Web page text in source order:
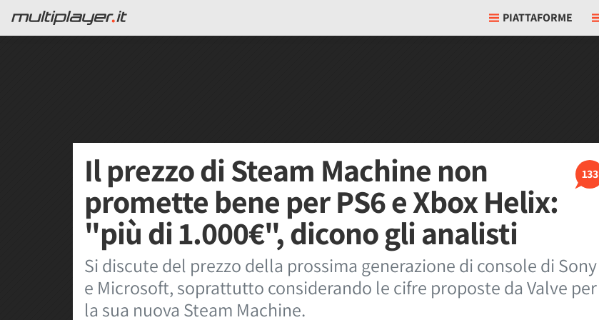
PIATTAFORME
133
Il prezzo di Steam Machine non
promette bene per PS6 e Xbox Helix:
"più di 1.000€", dicono gli analisti
Si discute del prezzo della prossima generazione di console di Sony
e Microsoft, soprattutto considerando le cifre proposte da Valve per
la sua nuova Steam Machine.